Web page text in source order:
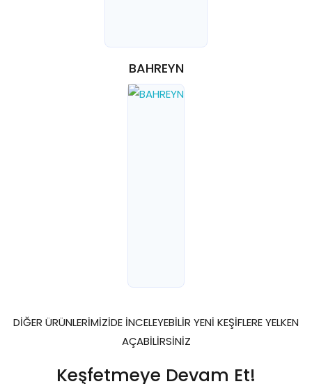
BAHREYN
DİĞER ÜRÜNLERİMİZİDE İNCELEYEBİLİR YENİ KEŞİFLERE YELKEN
AÇABİLİRSİNİZ
Keşfetmeye Devam Et!